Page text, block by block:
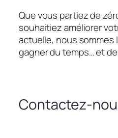
Que vous partiez de
souhaitiez améliorer
actuelle, nous sommes
gagner du temps… et
Contactez-